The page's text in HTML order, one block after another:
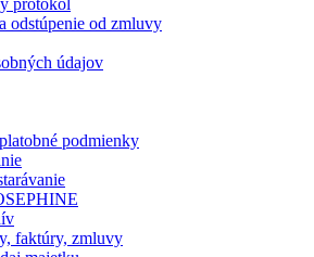
odstúpenie od zmluvy
údajov
podmienky
faktúry, zmluvy